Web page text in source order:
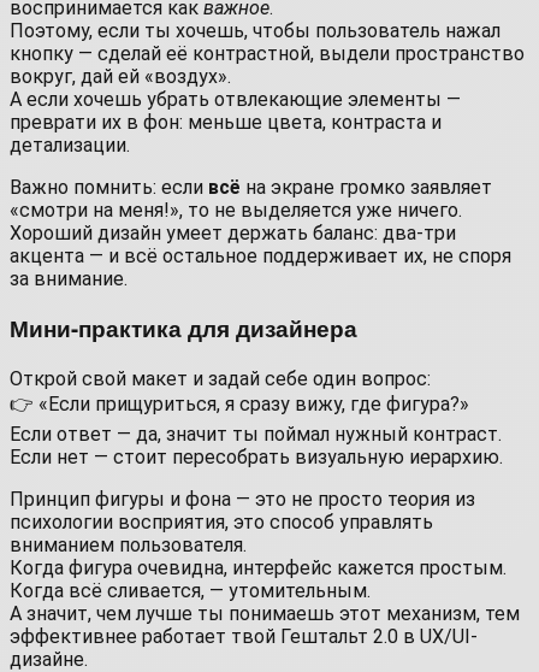
воспринимается как важное.
Поэтому, если ты хочешь, чтобы пользователь нажал
кнопку — сделай её контрастной, выдели пространство
вокруг, дай ей «воздух».
А если хочешь убрать отвлекающие элементы —
преврати их в фон: меньше цвета, контраста и
детализации.
Важно помнить: если всё на экране громко заявляет
«смотри на меня!», то не выделяется уже ничего.
Хороший дизайн умеет держать баланс: два-три
акцента — и всё остальное поддерживает их, не споря
за внимание.
Мини-практика для дизайнера
Открой свой макет и задай себе один вопрос:
👉 «Если прищуриться, я сразу вижу, где фигура?»
Если ответ — да, значит ты поймал нужный контраст.
Если нет — стоит пересобрать визуальную иерархию.
Принцип фигуры и фона — это не просто теория из
психологии восприятия, это способ управлять
вниманием пользователя.
Когда фигура очевидна, интерфейс кажется простым.
Когда всё сливается, — утомительным.
А значит, чем лучше ты понимаешь этот механизм, тем
эффективнее работает твой Гештальт 2.0 в UX/UI-
дизайне.